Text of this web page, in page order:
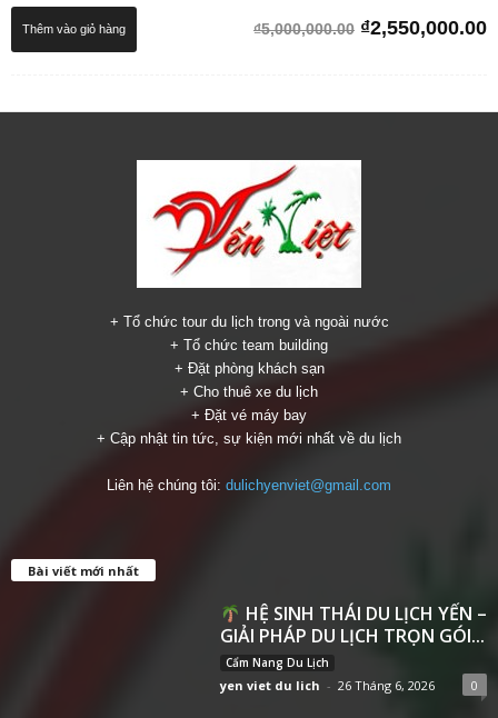
Được xếp
₫5,000,000.00 Giá
₫2,550,000.00
Thêm vào giỏ hàng
+ Tổ chức tour du lịch trong và ngoài nước
+ Tổ chức team building
+ Đặt phòng khách sạn
+ Cho thuê xe du lịch
+ Đặt vé máy bay
+ Cập nhật tin tức, sự kiện mới nhất về du lịch
Liên hệ chúng tôi: dulichyenviet@gmail.com
Bài viết mới nhất
HỆ SINH THÁI DU LỊCH YẾN –
GIẢI PHÁP DU LỊCH TRỌN GÓI...
Cẩm Nang Du Lịch
yen viet du lich - 26 Tháng 6, 2026 0